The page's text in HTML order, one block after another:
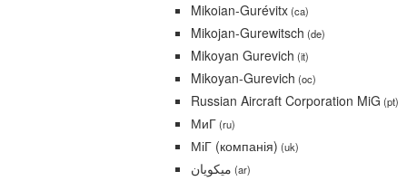
Mikoian-Gurévitx(ca)
Mikojan-Gurewitsch (de)
Mikoyan Gurevich (it)
Mikoyan-Gurevich (oc)
Russian Aircraft Corporation MiG (pt)
МиГ(ru)
МіГ (компанія) (uk)
ميكويان (ar)